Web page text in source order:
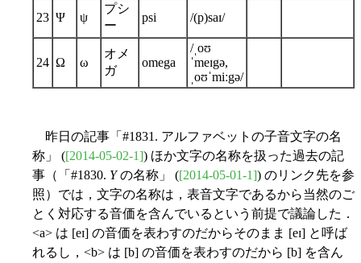
23 Ψ ψ
プシ
ー
psi /(p)saɪ/
24 Ω ω
オメ
ガ
omega
/ˌoʊ
ˈmeɪgə,
ˌoʊˈmiːgə/
昨日の記事「#1831. アルファベットの子音文字の名
称」 ([2014-05-02-1]) ほか文字の名称を扱った過去の記
事（「#1830. Yの名称」 ([2014-05-01-1]) のリンク先を参
照）では，文字の名称は，表音文字であるから当然のご
とく対応する音価を含んでいるという前提で議論した．
<a> は [eɪ] の音価を表わすのだからそのまま [eɪ] と呼ば
れるし，<b> は [b] の音価を表わすのだから [b] を含ん